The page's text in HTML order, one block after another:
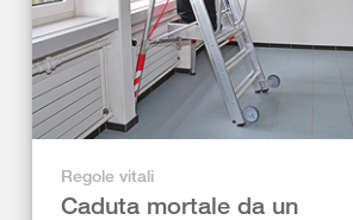
Regole vitali
Caduta mortale da un